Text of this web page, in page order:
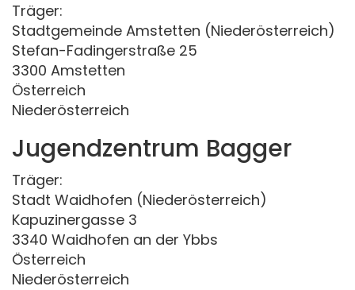
Träger:
Stadtgemeinde Amstetten (Niederösterreich)
Stefan-Fadingerstraße 25
3300 Amstetten
Österreich
Niederösterreich
Jugendzentrum Bagger
Träger:
Stadt Waidhofen (Niederösterreich)
Kapuzinergasse 3
3340 Waidhofen an der Ybbs
Österreich
Niederösterreich